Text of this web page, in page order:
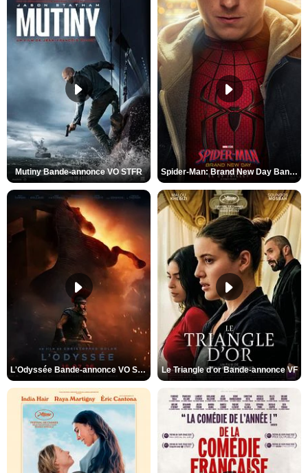
Mutiny Bande-annonce VO STFR Spider-Man: Brand New Day Bande-annonce VO STFR
L'Odyssée Bande-annonce VO STFR Le Triangle d'or Bande-annonce VF